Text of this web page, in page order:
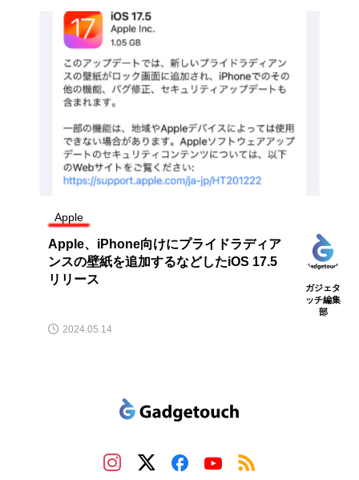
Apple
Apple、iPhone向けにプライドラディア
ンスの壁紙を追加するなどしたiOS 17.5
リリース
ガジェタ
ッチ編集
部
2024.05.14